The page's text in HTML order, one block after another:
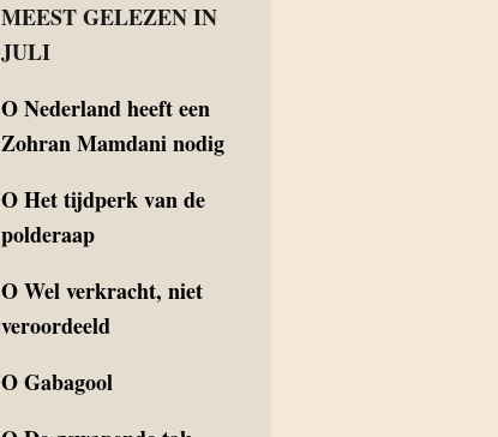
MEEST GELEZEN IN
JULI
ONederland heeft een
Zohran Mamdani nodig
OHet tijdperk van de
polderaap
OWel verkracht, niet
veroordeeld
OGabagool